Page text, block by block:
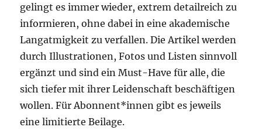
gelingt es immer wieder, extrem detailreich zu
informieren, ohne dabei in eine akademische
Langatmigkeit zu verfallen. Die Artikel werden
durch Illustrationen, Fotos und Listen sinnvoll
ergänzt und sind ein Must-Have für alle, die
sich tiefer mit ihrer Leidenschaft beschäftigen
wollen. Für Abonnent*innen gibt es jeweils
eine limitierte Beilage.